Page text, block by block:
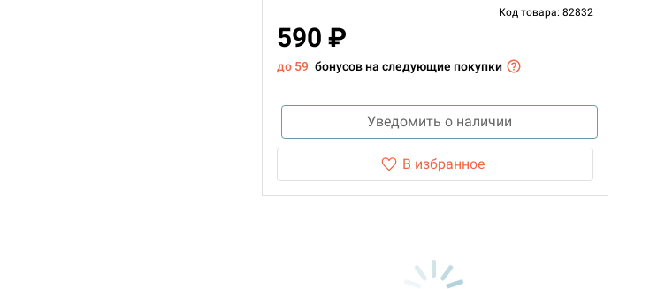
Код товара: 82832
590 ₽
до 59 бонусов на следующие покупки
Уведомить о наличии
В избранное